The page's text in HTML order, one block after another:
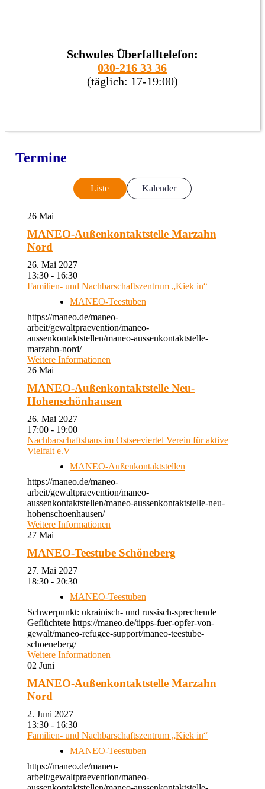
Schwules Überfalltelefon:
030-216 33 36
(täglich: 17-19:00)
Termine
Liste Kalender
26 Mai
MANEO-Außenkontaktstelle Marzahn
Nord
26. Mai 2027
13:30 - 16:30
Familien- und Nachbarschaftszentrum „Kiek in“
MANEO-Teestuben
https://maneo.de/maneo-
arbeit/gewaltpraevention/maneo-
aussenkontaktstellen/maneo-aussenkontaktstelle-
marzahn-nord/
Weitere Informationen
26 Mai
MANEO-Außenkontaktstelle Neu-
Hohenschönhausen
26. Mai 2027
17:00 - 19:00
Nachbarschaftshaus im Ostseeviertel Verein für aktive
Vielfalt e.V
MANEO-Außenkontaktstellen
https://maneo.de/maneo-
arbeit/gewaltpraevention/maneo-
aussenkontaktstellen/maneo-aussenkontaktstelle-neu-
hohenschoenhausen/
Weitere Informationen
27 Mai
MANEO-Teestube Schöneberg
27. Mai 2027
18:30 - 20:30
MANEO-Teestuben
Schwerpunkt: ukrainisch- und russisch-sprechende
Geflüchtete https://maneo.de/tipps-fuer-opfer-von-
gewalt/maneo-refugee-support/maneo-teestube-
schoeneberg/
Weitere Informationen
02 Juni
MANEO-Außenkontaktstelle Marzahn
Nord
2. Juni 2027
13:30 - 16:30
Familien- und Nachbarschaftszentrum „Kiek in“
MANEO-Teestuben
https://maneo.de/maneo-
arbeit/gewaltpraevention/maneo-